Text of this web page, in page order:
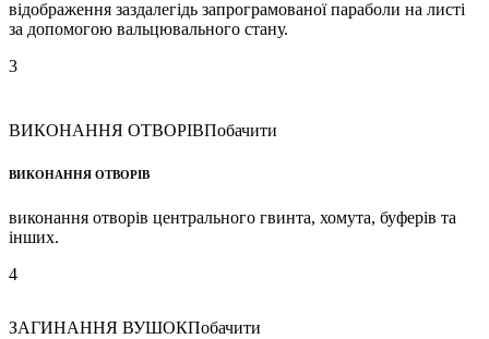
відображення заздалегідь запрограмованої параболи на листі
за допомогою вальцювального стану.
3
ВИКОНАННЯ ОТВОРІВПобачити
ВИКОНАННЯ ОТВОРІВ
виконання отворів центрального гвинта, хомута, буферів та
інших.
4
ЗАГИНАННЯ ВУШОКПобачити